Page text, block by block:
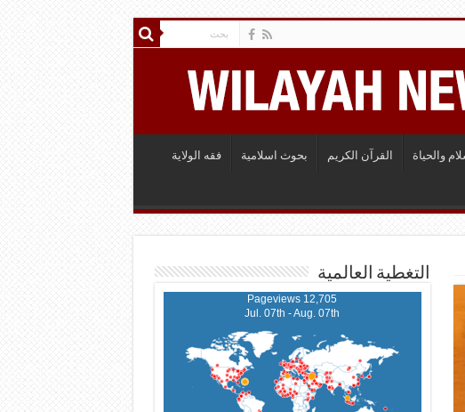
والحياة القرآن الكريم بحوث اسلامية فقه الولاية
التغطية العالمية
12,705 Pageviews
Jul. 07th - Aug. 07th